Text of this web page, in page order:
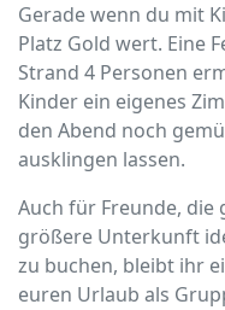
Gerade wenn du mit
Platz Gold wert. Eine
Strand 4 Personen
Kinder ein eigenes
den Abend noch
ausklingen lassen.
Auch für Freunde, die
größere Unterkunft
zu buchen, bleibt ihr
euren Urlaub als